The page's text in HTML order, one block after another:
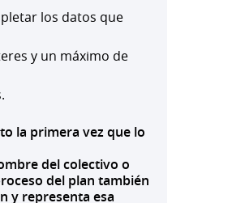
los datos que
y un máximo de
la primera vez que lo
del colectivo o
del plan también
y representa esa